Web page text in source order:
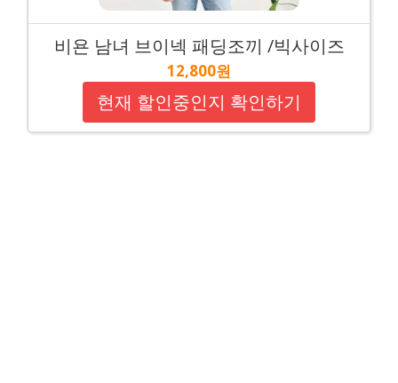
비욘 남녀 브이넥 패딩조끼 /빅사이즈
12,800원
현재 할인중인지 확인하기